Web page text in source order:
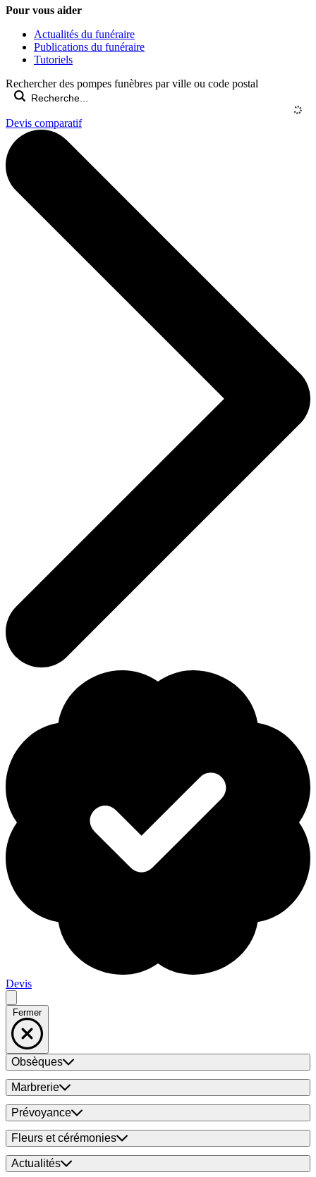
Pour vous aider
Actualités du funéraire
Publications du funéraire
Tutoriels
Rechercher des pompes funèbres par ville ou code postal
Devis comparatif
Devis
Fermer
Obsèques
Marbrerie
Prévoyance
Fleurs et cérémonies
Actualités